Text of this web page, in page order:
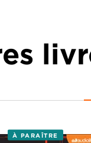
À PARAÎTRE